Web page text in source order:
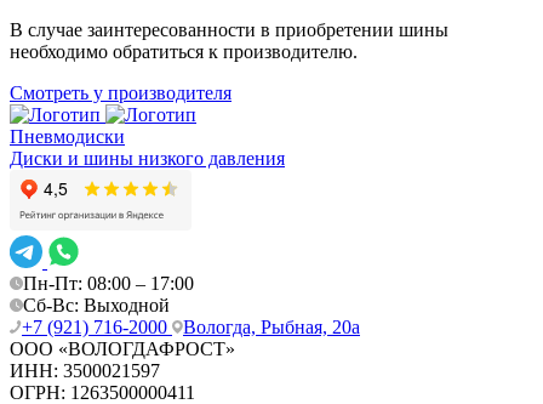
В случае заинтересованности в приобретении шины
необходимо обратиться к производителю.
Смотреть у производителя
Пневмодиски
Диски и шины низкого давления
Пн-Пт: 08:00 – 17:00
Сб-Вс: Выходной
+7 (921) 716-2000
Вологда, Рыбная, 20а
ООО «ВОЛОГДАФРОСТ»
ИНН: 3500021597
ОГРН: 1263500000411